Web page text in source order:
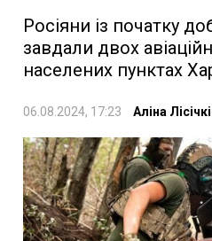
Росіяни із початку
завдали двох
населених пунктах
06.08.2024, 17:23 Аліна